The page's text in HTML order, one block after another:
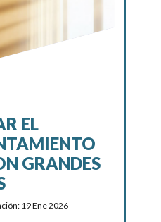
EL
GRANDES
19 Ene 2026